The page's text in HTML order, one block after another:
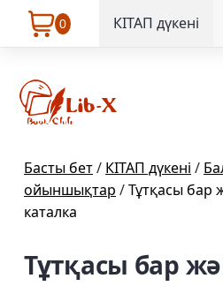
0 КІТАП дүкені
Басты бет/ КІТАП дүкені /
ойыншықтар /Тұтқасы бар
каталка
Тұтқасы бар